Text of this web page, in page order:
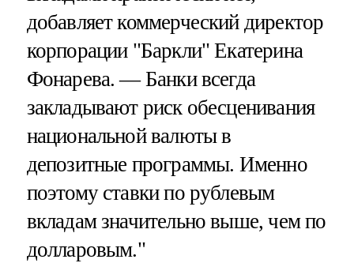
добавляет коммерческий директор
корпорации "Баркли" Екатерина
Фонарева. — Банки всегда
закладывают риск обесценивания
национальной валюты в
депозитные программы. Именно
поэтому ставки по рублевым
вкладам значительно выше, чем по
долларовым."